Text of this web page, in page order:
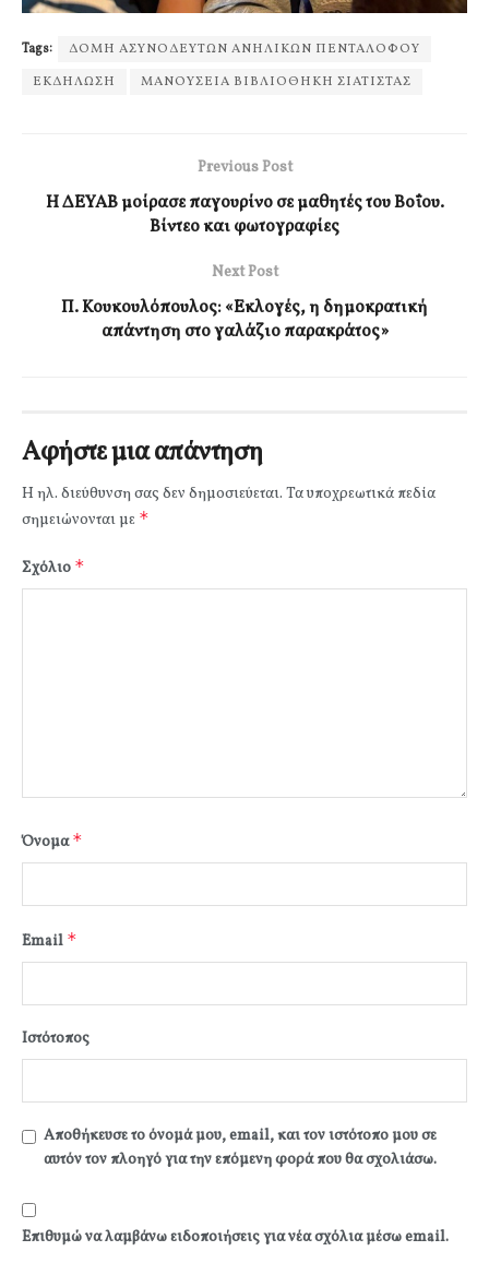
Tags:
ΔΟΜΗ ΑΣΥΝΟΔΕΥΤΩΝ ΑΝΗΛΙΚΩΝ ΠΕΝΤΑΛΟΦΟΥ
ΕΚΔΗΛΩΣΗ
ΜΑΝΟΥΣΕΙΑ ΒΙΒΛΙΟΘΗΚΗ ΣΙΑΤΙΣΤΑΣ
Previous Post
Η ΔΕΥΑΒ μοίρασε παγουρίνο σε μαθητές του Βοΐου.
Βίντεο και φωτογραφίες
Next Post
Π. Κουκουλόπουλος: «Εκλογές, η δημοκρατική
απάντηση στο γαλάζιο παρακράτος»
Αφήστε μια απάντηση
Η ηλ. διεύθυνση σας δεν δημοσιεύεται. Τα υποχρεωτικά πεδία
σημειώνονται με *
Σχόλιο *
Όνομα*
Email *
Ιστότοπος
Αποθήκευσε το όνομά μου, email, και τον ιστότοπο μου σε
αυτόν τον πλοηγό για την επόμενη φορά που θα σχολιάσω.
Επιθυμώ να λαμβάνω ειδοποιήσεις για νέα σχόλια μέσω email.